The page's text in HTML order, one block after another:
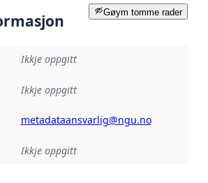
Gøym tomme rader
Ikkje oppgitt
Ikkje oppgitt
metadataansvarlig@ngu.no
Ikkje oppgitt